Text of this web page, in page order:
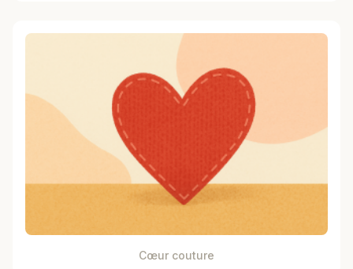
Cœur couture